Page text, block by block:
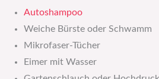
Autoshampoo
Weiche Bürste oder Schwamm
Mikrofaser-Tücher
Eimer mit Wasser